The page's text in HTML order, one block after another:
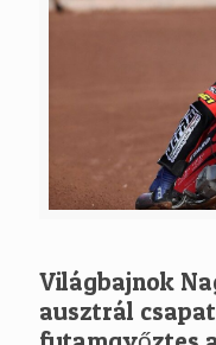
Világbajnok
ausztrál